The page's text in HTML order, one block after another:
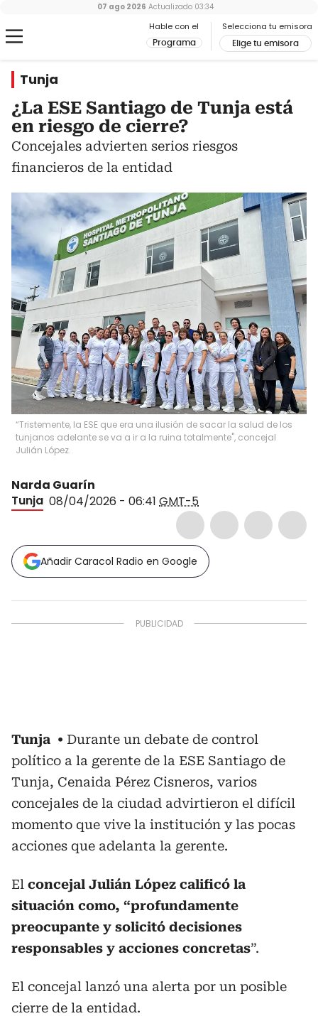
Hable con el
Programa
Selecciona tu emisora
Elige tu emisora
07 ago 2026 Actualizado 03:34
Tunja
¿La ESE Santiago de Tunja está
en riesgo de cierre?
Concejales advierten serios riesgos
financieros de la entidad
“Tristemente, la ESE que era una ilusión de sacar la salud de los
tunjanos adelante se va a ir a la ruina totalmente", concejal
Julián López.
Narda Guarín
Tunja 08/04/2026 - 06:41 GMT-5
Añadir Caracol Radio en Google
Tunja
Durante un debate de control
político a la gerente de la ESE Santiago de
Tunja, Cenaida Pérez Cisneros, varios
concejales de la ciudad advirtieron el difícil
momento que vive la institución y las pocas
acciones que adelanta la gerente.
El concejal Julián López calificó la
situación como, “profundamente
preocupante y solicitó decisiones
responsables y acciones concretas”.
El concejal lanzó una alerta por un posible
cierre de la entidad.